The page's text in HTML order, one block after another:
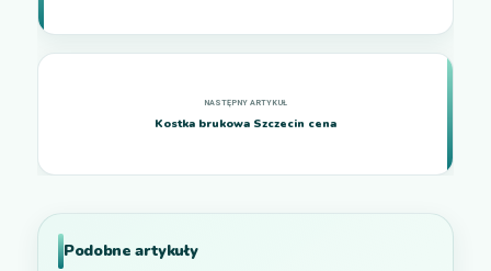
Kostka brukowa Szczecin cena
Podobne artykuły